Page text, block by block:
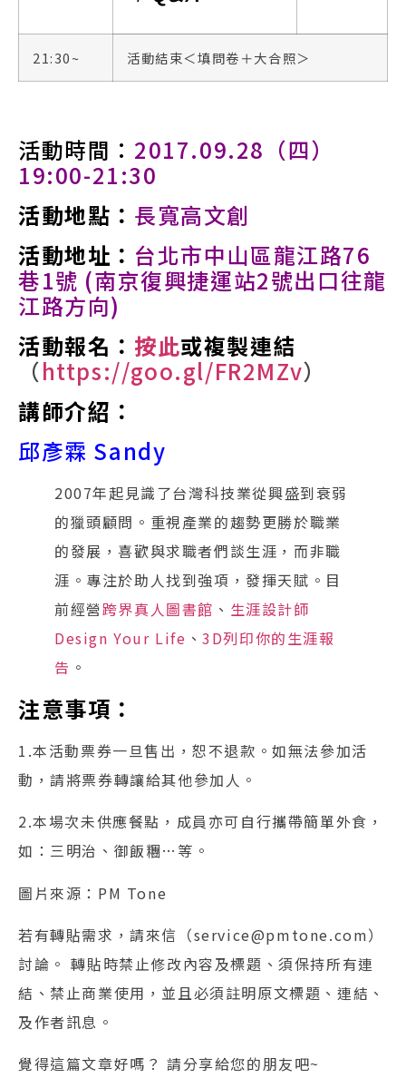
21:30~ 活動結束＜填問卷＋大合照＞
活動時間： 2017.09.28（四）
19:00-21:30
活動地點： 長寬高文創
活動地址： 台北市中山區龍江路76
巷1號 (南京復興捷運站2號出口往龍
江路方向)
活動報名： 按此或複製連結
（https://goo.gl/FR2MZv）
講師介紹：
邱彥霖 Sandy
2007年起見識了台灣科技業從興盛到衰弱
的獵頭顧問。重視產業的趨勢更勝於職業
的發展，喜歡與求職者們談生涯，而非職
涯。專注於助人找到強項，發揮天賦。目
前經營跨界真人圖書館 、 生涯設計師
Design Your Life 、3D列印你的生涯報
告 。
注意事項：
1.本活動票券一旦售出，恕不退款。如無法參加活
動，請將票券轉讓給其他參加人。
2.本場次未供應餐點，成員亦可自行攜帶簡單外食，
如：三明治、御飯糰…等。
圖片來源：PM Tone
若有轉貼需求，請來信（service@pmtone.com）
討論。 轉貼時禁止修改內容及標題、須保持所有連
結、禁止商業使用，並且必須註明原文標題、連結、
及作者訊息。
覺得這篇文章好嗎？ 請分享給您的朋友吧~